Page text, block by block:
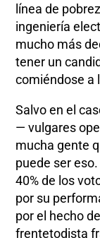
línea de
ingeniería
mucho más
tener un
comiéndose a
Salvo en el
— vulgares
mucha gente
puede ser
40% de los
por su
por el hecho
frentetodista